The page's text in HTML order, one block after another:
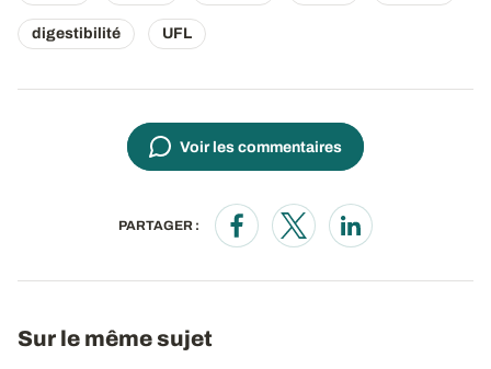
digestibilité UFL
Voir les commentaires
PARTAGER :
Opens in a new window
Opens in a new window
Opens in a new
Sur le même sujet